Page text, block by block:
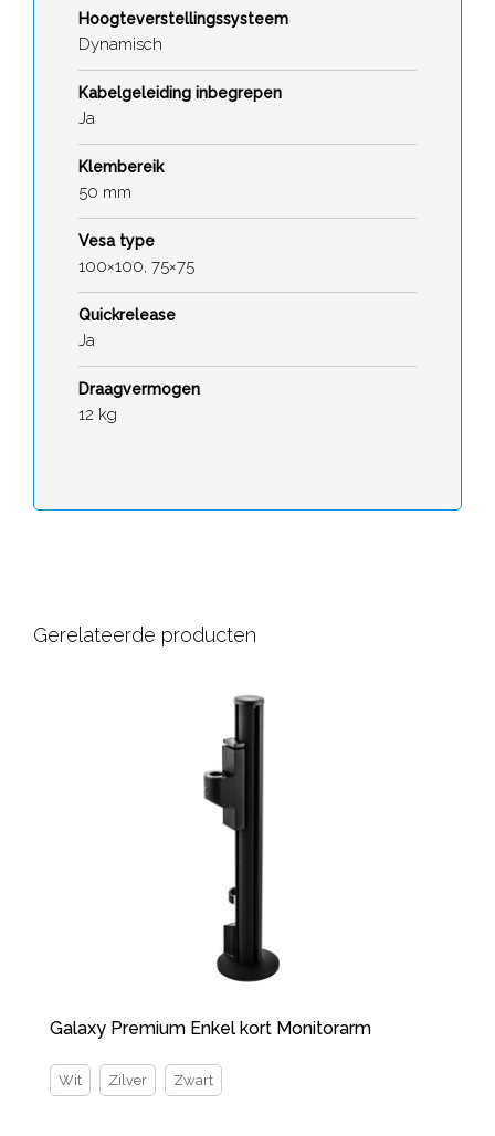
Hoogteverstellingssysteem
Dynamisch
Kabelgeleiding inbegrepen
Ja
Klembereik
50 mm
Vesa type
100×100, 75×75
Quickrelease
Ja
Draagvermogen
12 kg
Gerelateerde producten
Galaxy Premium Enkel kort Monitorarm
Wit Zilver Zwart